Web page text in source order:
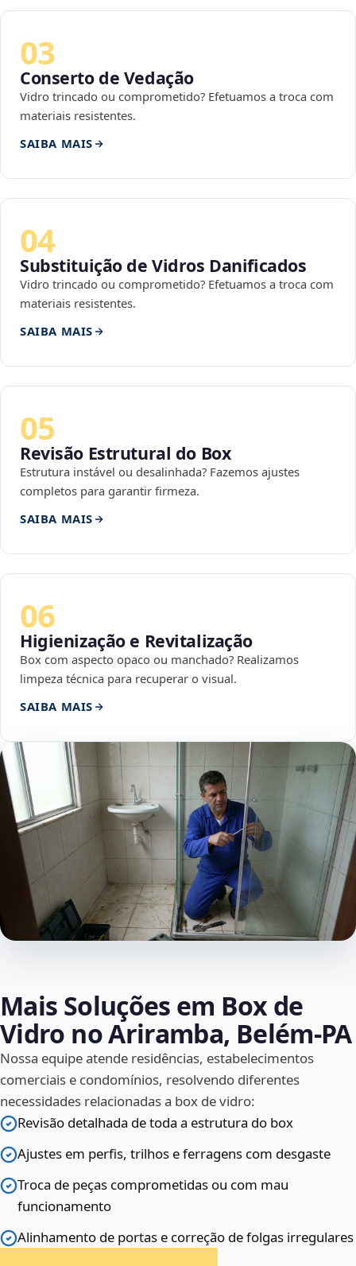
03
Conserto de Vedação
Vidro trincado ou comprometido? Efetuamos a troca com
materiais resistentes.
SAIBA MAIS
04
Substituição de Vidros Danificados
Vidro trincado ou comprometido? Efetuamos a troca com
materiais resistentes.
SAIBA MAIS
05
Revisão Estrutural do Box
Estrutura instável ou desalinhada? Fazemos ajustes
completos para garantir firmeza.
SAIBA MAIS
06
Higienização e Revitalização
Box com aspecto opaco ou manchado? Realizamos
limpeza técnica para recuperar o visual.
SAIBA MAIS
Mais Soluções em Box de
Vidro no Ariramba, Belém‑PA
Nossa equipe atende residências, estabelecimentos
comerciais e condomínios, resolvendo diferentes
necessidades relacionadas a box de vidro:
Revisão detalhada de toda a estrutura do box
Ajustes em perfis, trilhos e ferragens com desgaste
Troca de peças comprometidas ou com mau
funcionamento
Alinhamento de portas e correção de folgas irregulares